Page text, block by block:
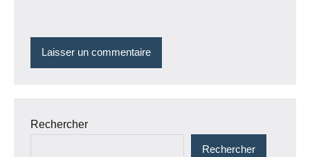
Rechercher
Rechercher